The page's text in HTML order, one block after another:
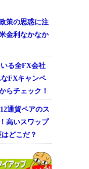
策の思惑に注
金利なかなか
る全FX会社
FXキャンペ
らチェック！
通貨ペアのス
高いスワップ
どこだ？